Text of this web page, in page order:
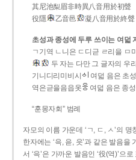
其尼池梨眉非時異八音用於初聲
役隱
乙音邑 凝八音用於終聲
초성과 종성에 두루 쓰이는 여덟
ㄱ기역 ㄴ니은 ㄷ디귿 ㄹ리을 ㅁ
두 자는 다만 그 글자의 우
기니디리미비시
여덟 음은 초
역은귿을음읍옷
여덟 음은 종
“훈몽자회” 범례
자모의 이름 가운데 ‘ㄱ, ㄷ, ㅅ’의
한자에는 ‘윽, 읃, 읏’과 같은 발음
서 ‘윽’은 가까운 발음인 ‘役(역)’으